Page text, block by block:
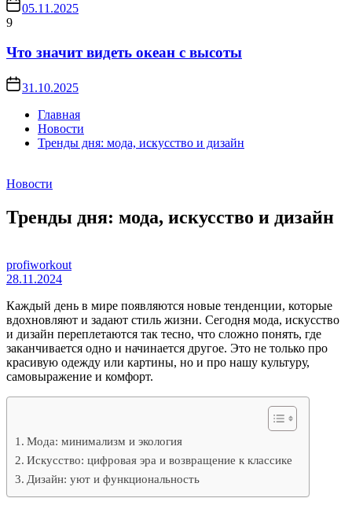
05.11.2025
9
Что значит видеть океан с высоты
31.10.2025
Главная
Новости
Тренды дня: мода, искусство и дизайн
Новости
Тренды дня: мода, искусство и дизайн
profiworkout
28.11.2024
Каждый день в мире появляются новые тенденции, которые
вдохновляют и задают стиль жизни. Сегодня мода, искусство
и дизайн переплетаются так тесно, что сложно понять, где
заканчивается одно и начинается другое. Это не только про
красивую одежду или картины, но и про нашу культуру,
самовыражение и комфорт.
Мода: минимализм и экология
Искусство: цифровая эра и возвращение к классике
Дизайн: уют и функциональность